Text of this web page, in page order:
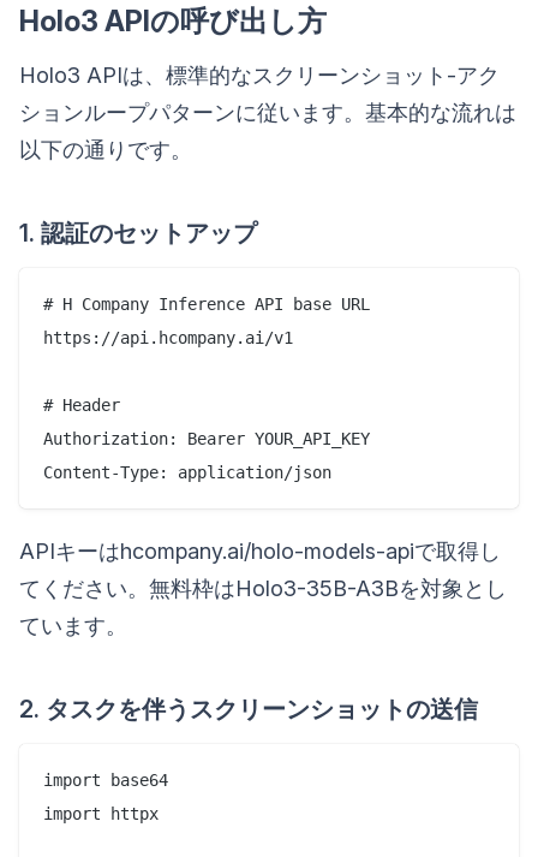
Holo3 APIの呼び出し方
Holo3 APIは、標準的なスクリーンショット-アク
ションループパターンに従います。基本的な流れは
以下の通りです。
1. 認証のセットアップ
# H Company Inference API base URL
https://api.hcompany.ai/v1
# Header
Authorization: Bearer YOUR_API_KEY
APIキーはhcompany.ai/holo-models-apiで取得し
てください。無料枠はHolo3-35B-A3Bを対象とし
ています。
2. タスクを伴うスクリーンショットの送信
import base64
import httpx